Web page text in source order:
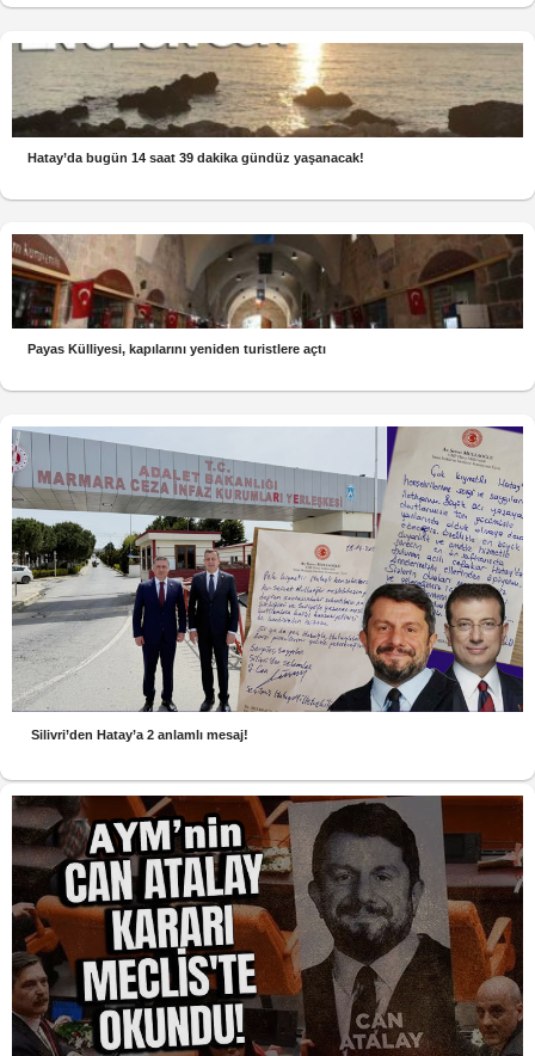
Hatay’da bugün 14 saat 39 dakika gündüz yaşanacak!
Payas Külliyesi, kapılarını yeniden turistlere açtı
Silivri’den Hatay’a 2 anlamlı mesaj!